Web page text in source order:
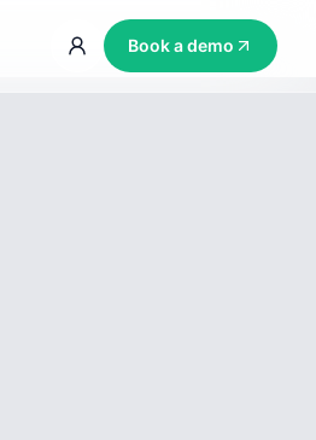
Book a demo